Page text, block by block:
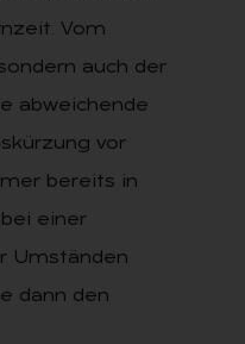
Vom
auch der
abweichende
vor
bereits in
einer
Umständen
dann den